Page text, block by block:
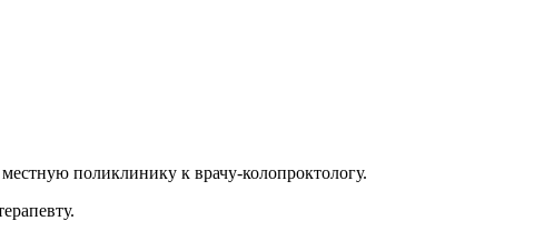
поликлинику к врачу-колопроктологу.